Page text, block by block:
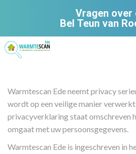
Vragen over
Bel Teun van
Warmtescan Ede neemt privacy
wordt op een veilige manier
privacyverklaring staat omschreven
omgaat met uw persoonsgegevens.
Warmtescan Ede is ingeschreven in